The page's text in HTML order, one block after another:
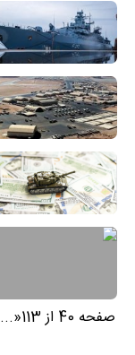
صفحه 40 از 113 «
...